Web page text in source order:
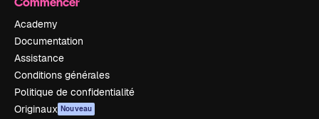
Academy
Documentation
Assistance
Conditions générales
Politique de confidentialité
Originaux Nouveau